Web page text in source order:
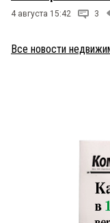
4 августа 15:42 3
Все новости